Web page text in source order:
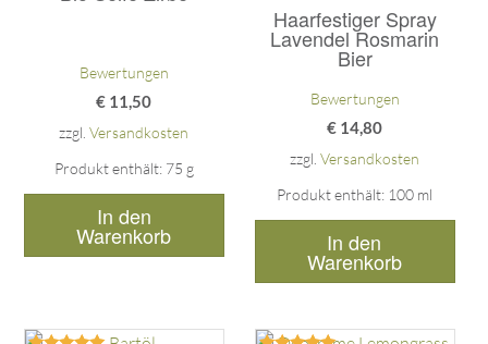
Bewertungen
€ 11,50
zzgl.Versandkosten
Produkt enthält: 75 g
In den
Warenkorb
Haarfestiger Spray
Lavendel Rosmarin
Bier
von 5
Bewertungen
€ 14,80
zzgl.Versandkosten
Produkt enthält: 100 ml
In den
Warenkorb